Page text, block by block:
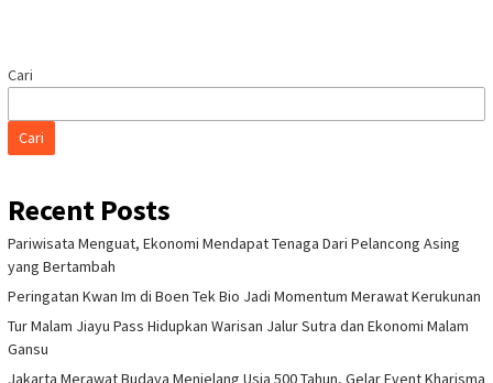
Cari
Cari
Recent Posts
Pariwisata Menguat, Ekonomi Mendapat Tenaga Dari Pelancong Asing
yang Bertambah
Peringatan Kwan Im di Boen Tek Bio Jadi Momentum Merawat Kerukunan
Tur Malam Jiayu Pass Hidupkan Warisan Jalur Sutra dan Ekonomi Malam
Gansu
Jakarta Merawat Budaya Menjelang Usia 500 Tahun, Gelar Event Kharisma